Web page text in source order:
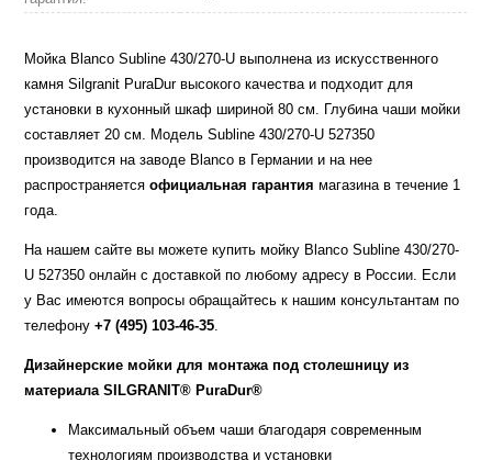
Мойка Blanco Subline 430/270-U выполнена из искусственного
камня Silgranit PuraDur высокого качества и подходит для
установки в кухонный шкаф шириной 80 см. Глубина чаши мойки
составляет 20 см. Модель Subline 430/270-U 527350
производится на заводе Blanco в Германии и на нее
распространяетсяофициальная гарантия магазина в течение 1
года.
На нашем сайте вы можете купить мойку Blanco Subline 430/270-
U 527350 онлайн с доставкой по любому адресу в России. Если
у Вас имеются вопросы обращайтесь к нашим консультантам по
телефону+7 (495) 103-46-35
Дизайнерские мойки для монтажа под столешницу из
материала SILGRANIT® PuraDur®
Максимальный объем чаши благодаря современным
технологиям производства и установки